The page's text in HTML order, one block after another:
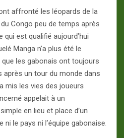
affronté les léopards de la
Congo peu de temps après
est qualifié aujourd’hui
Manga n’a plus été le
les gabonais ont toujours
après un tour du monde dans
mis les vies des joueurs
appelait à un
en lieu et place d’un
ni le pays ni l’équipe gabonaise.